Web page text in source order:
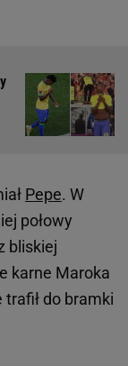
Pepe. W
połowy
bliskiej
karne Maroka
trafił do bramki